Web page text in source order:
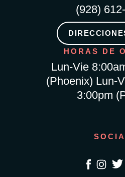
(928)
HORAS DE
Lun-Vie
(Phoenix) Lun-
3:00pm